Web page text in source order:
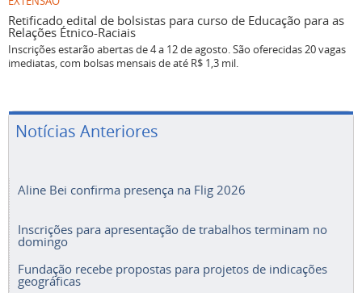
Retificado edital de bolsistas para curso de Educação para as
Relações Étnico-Raciais
Inscrições estarão abertas de 4 a 12 de agosto. São oferecidas 20 vagas
imediatas, com bolsas mensais de até R$ 1,3 mil.
Notícias Anteriores
Aline Bei confirma presença na Flig 2026
Inscrições para apresentação de trabalhos terminam no
domingo
Fundação recebe propostas para projetos de indicações
geográficas